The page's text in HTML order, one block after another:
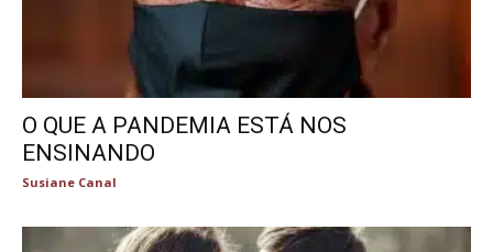
O QUE A PANDEMIA ESTÁ NOS
ENSINANDO
Susiane Canal